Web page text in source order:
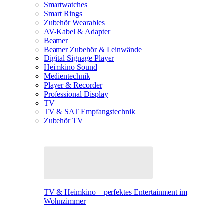
Smartwatches
Smart Rings
Zubehör Wearables
AV-Kabel & Adapter
Beamer
Beamer Zubehör & Leinwände
Digital Signage Player
Heimkino Sound
Medientechnik
Player & Recorder
Professional Display
TV
TV & SAT Empfangstechnik
Zubehör TV
TV & Heimkino – perfektes Entertainment im
Wohnzimmer